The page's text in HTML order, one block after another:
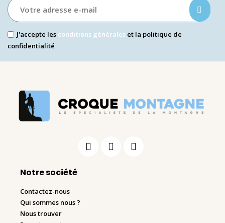
J'accepte les conditions générales et la politique de
confidentialité
Notre société
Contactez-nous
Qui sommes nous ?
Nous trouver